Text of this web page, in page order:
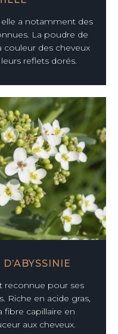
a notamment des
La poudre de
couleur des cheveux
reflets dorés.
reconnue pour ses
Riche en acide gras,
fibre capillaire en
aux cheveux.